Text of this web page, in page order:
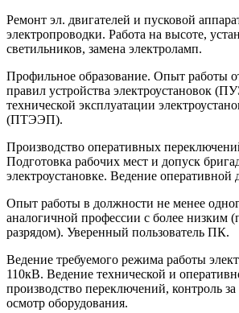
Ремонт эл. двигателей и пусковой
электропроводки. Работа на высоте,
светильников, замена электроламп.
Профильное образование. Опыт работы
правил устройства электроустановок
технической эксплуатации
(ПТЭЭП).
Производство оперативных
Подготовка рабочих мест и допуск
электроустановке. Ведение оперативной
Опыт работы в должности не менее
аналогичной профессии с более низким
разрядом). Уверенный пользователь ПК.
Ведение требуемого режима работы
110кВ. Ведение технической и
производство переключений, контроль
осмотр оборудования.